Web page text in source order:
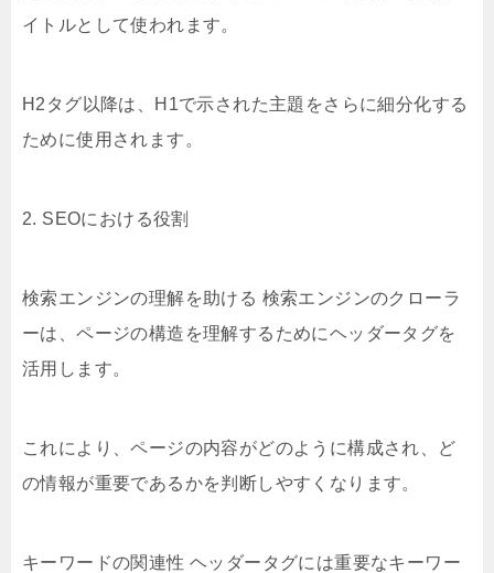
イトルとして使われます。
H2タグ以降は、H1で示された主題をさらに細分化する
ために使用されます。
2. SEOにおける役割
検索エンジンの理解を助ける 検索エンジンのクローラ
ーは、ページの構造を理解するためにヘッダータグを
活用します。
これにより、ページの内容がどのように構成され、ど
の情報が重要であるかを判断しやすくなります。
キーワードの関連性 ヘッダータグには重要なキーワー